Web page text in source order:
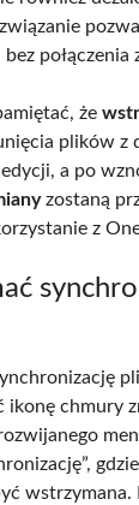
połączenia
że
plików z
a po
zostaną
z
ikonę chmury
wstrzymana.